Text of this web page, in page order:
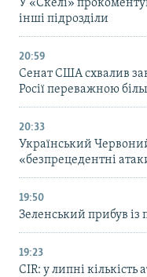
У «Скелі»
інші підрозділи
20:59
Cенат США схвалив
Росії переважною
20:33
Український
«безпрецедентні
19:50
Зеленський прибув із
19:23
CIR: у липні кількість